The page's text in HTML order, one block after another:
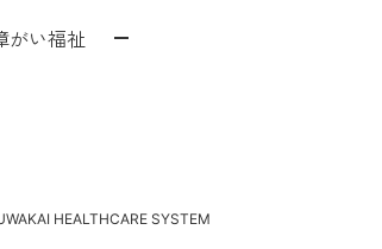
がい福祉
草保育園
HEALTHCARE SYSTEM